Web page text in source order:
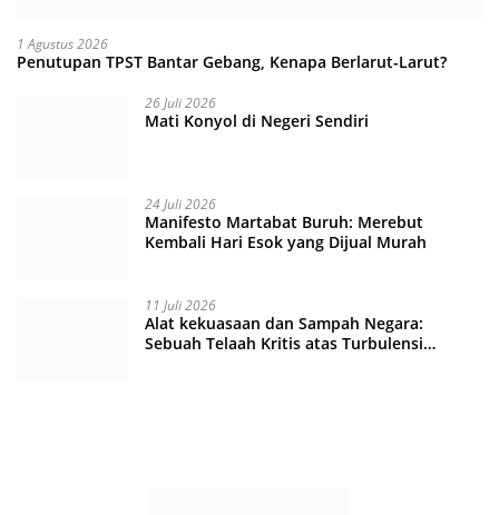
1 Agustus 2026
Penutupan TPST Bantar Gebang, Kenapa Berlarut-Larut?
26 Juli 2026
Mati Konyol di Negeri Sendiri
24 Juli 2026
Manifesto Martabat Buruh: Merebut
Kembali Hari Esok yang Dijual Murah
11 Juli 2026
Alat kekuasaan dan Sampah Negara:
Sebuah Telaah Kritis atas Turbulensi